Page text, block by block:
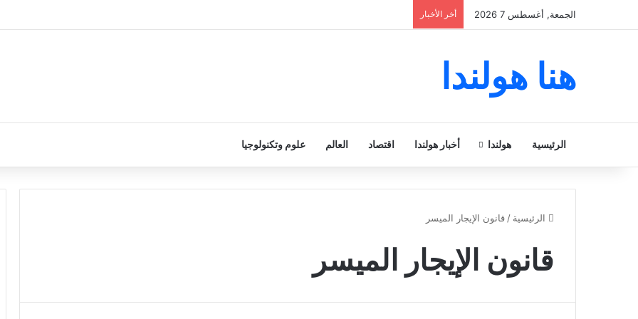
الجمعة, أغسطس 7 2026 أخر الأخبار
هنا هولندا
الرئيسية هولندا أخبار هولندا اقتصاد العالم علوم وتكنولوجيا
الرئيسية / قانون الإيجار الميسر
قانون الإيجار الميسر